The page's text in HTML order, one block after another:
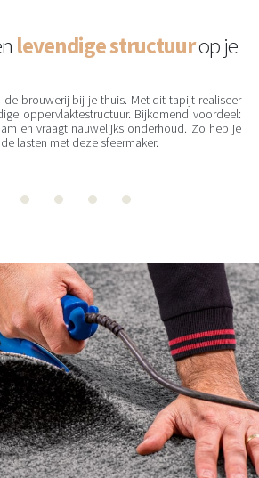
levendige structuurop je
de brouwerij bij je thuis. Met dit tapijt realiseer
oppervlaktestructuur. Bijkomend voordeel:
en vraagt nauwelijks onderhoud. Zo heb je
lasten met deze sfeermaker.